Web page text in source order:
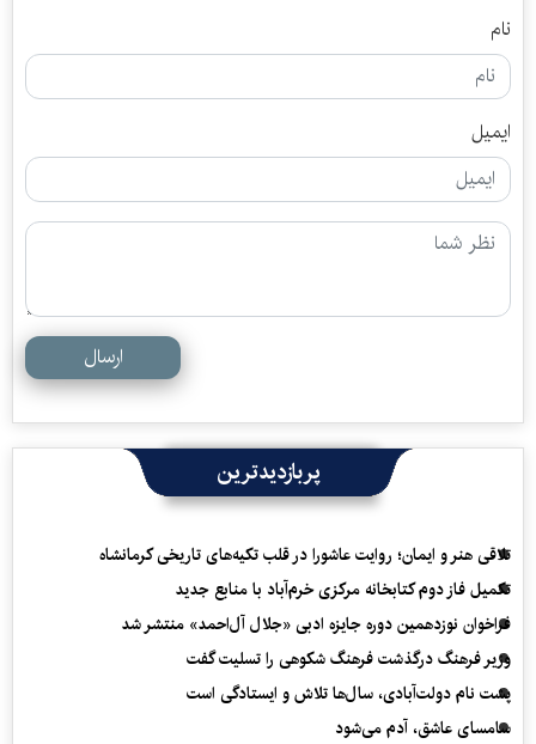
نام
ایمیل
ارسال
پربازدیدترین
تلاقی هنر و ایمان؛ روایت عاشورا در قلب تکیه‌های تاریخی کرمانشاه
تکمیل فاز دوم کتابخانه مرکزی خرم‌آباد با منابع جدید
فراخوان نوزدهمین دوره جایزه ادبی «جلال آل‌احمد» منتشر شد
وزیر فرهنگ درگذشت فرهنگ شکوهی را تسلیت گفت
پشت نام دولت‌آبادی، سال‌ها تلاش و ایستادگی است
سامسای عاشق، آدم می‌شود